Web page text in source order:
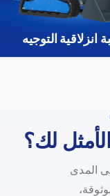
انزلاقية التوجيه
الأمثل لك؟
المدى